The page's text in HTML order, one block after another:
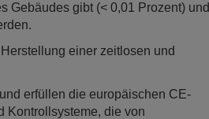
Gebäudes gibt (< 0,01 Prozent) und
einer zeitlosen und
erfüllen die europäischen CE-
Kontrollsysteme, die von